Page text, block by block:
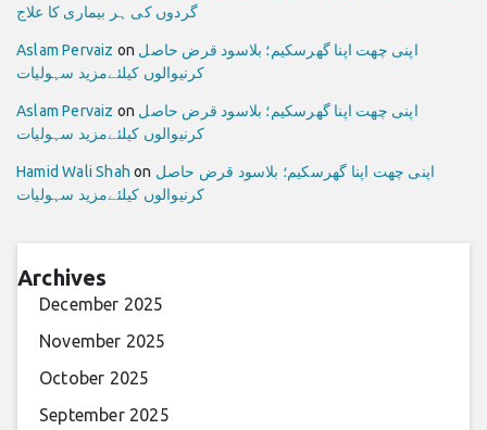
گردوں کی ہر بیماری کا علاج
Aslam Pervaiz on اپنی چھت اپنا گھرسکیم؛ بلاسود قرض حاصل
کرنیوالوں کیلئےمزید سہولیات
Aslam Pervaiz on اپنی چھت اپنا گھرسکیم؛ بلاسود قرض حاصل
کرنیوالوں کیلئےمزید سہولیات
Hamid Wali Shah on اپنی چھت اپنا گھرسکیم؛ بلاسود قرض حاصل
کرنیوالوں کیلئےمزید سہولیات
Archives
December 2025
November 2025
October 2025
September 2025